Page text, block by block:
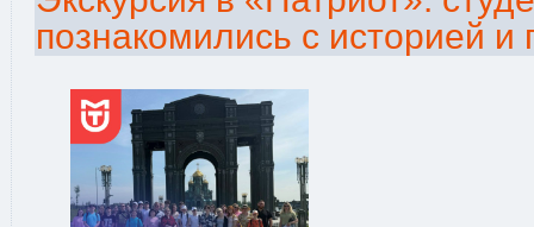
познакомились с историей и